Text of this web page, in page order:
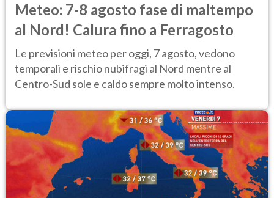
Meteo: 7-8 agosto fase di maltempo
al Nord! Calura fino a Ferragosto
Le previsioni meteo per oggi, 7 agosto, vedono
temporali e rischio nubifragi al Nord mentre al
Centro-Sud sole e caldo sempre molto intenso.